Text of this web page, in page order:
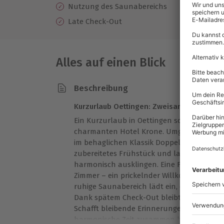
Nutzung des Saunabereichs
Late Check-Out
Alles auf einen Blick
Beschreibung
Kurzurlaub Oettingen: Zweisamkeit mit
Ein Kurzurlaub in Oettingen schenkt Euch
charmanten Hotel Krone. Umgeben von
im behaglichen Klassik Doppelzimmer,
zubereitetes Frühstück und lasst den
harmonisch ausklingen. Eine Flasche
Zimmer – ein prickelnder
ruhige Saunabereich lädt ein, einfach
Dank spätem Check-Out bleibt Raum für
Schafft bleibende Erinnerungen mit
harmonische Zeit zusammen bleibt lange